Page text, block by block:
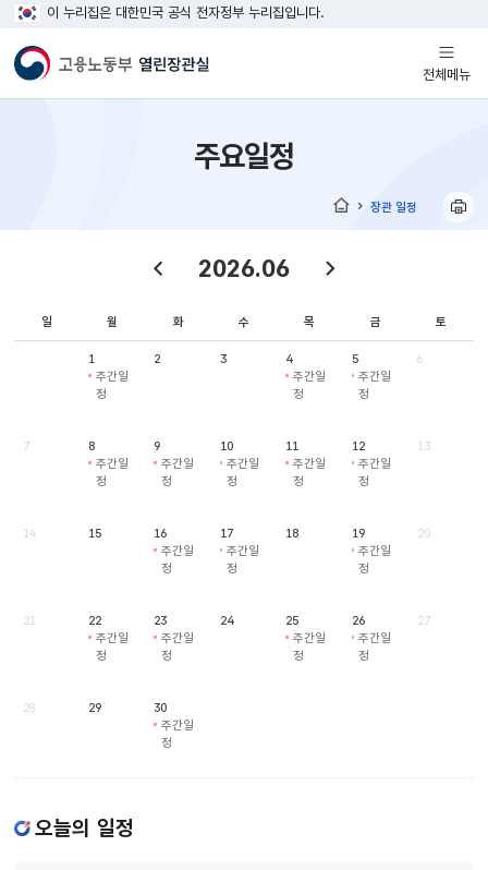
이 누리집은 대한민국 공식 전자정부 누리집입니다.
전체메뉴
열기
주요일정
장관 일정
2026.06
일 월 화 수 목 금 토
1
주간일
정
2 3
4
주간일
정
5
주간일
정
6
7
8
주간일
정
9
주간일
정
10
주간일
정
11
주간일
정
12
주간일
정
13
14 15
16
주간일
정
17
주간일
정
18
19
주간일
정
20
21
22
주간일
정
23
주간일
정
24
25
주간일
정
26
주간일
정
27
28 29
30
주간일
정
오늘의 일정